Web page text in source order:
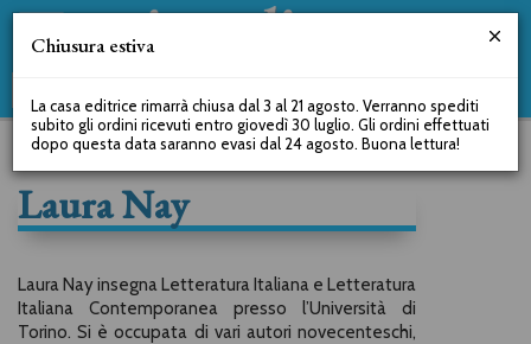
Laura Nay
Laura Nay insegna Letteratura Italiana e Letteratura
Italiana Contemporanea presso l’Università di
Torino. Si è occupata di vari autori novecenteschi,
Chiusura estiva
La casa editrice rimarrà chiusa dal 3 al 21 agosto. Verranno spediti
subito gli ordini ricevuti entro giovedì 30 luglio. Gli ordini effettuati
dopo questa data saranno evasi dal 24 agosto. Buona lettura!